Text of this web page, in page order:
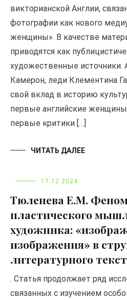
викторианской Англии,
фотографии как нового
женщины». В качестве
приводятся как
художественные источники.
Камерон, леди Клементина
свой вклад в историю
первые английские
первые критики […]
ЧИТАТЬ ДАЛЕЕ
17.12.2024
Тюленева Е.М.
пластического
художника:
изображения» в
литературного
. Статья продолжает ряд
связанных с изучением